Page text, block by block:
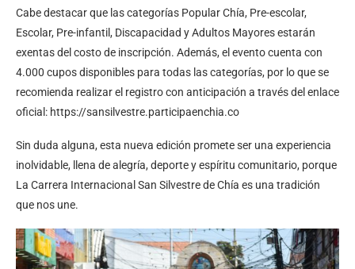
Cabe destacar que las categorías Popular Chía, Pre-escolar,
Escolar, Pre-infantil, Discapacidad y Adultos Mayores estarán
exentas del costo de inscripción. Además, el evento cuenta con
4.000 cupos disponibles para todas las categorías, por lo que se
recomienda realizar el registro con anticipación a través del enlace
oficial: https://sansilvestre.participaenchia.co
Sin duda alguna, esta nueva edición promete ser una experiencia
inolvidable, llena de alegría, deporte y espíritu comunitario, porque
La Carrera Internacional San Silvestre de Chía es una tradición
que nos une.